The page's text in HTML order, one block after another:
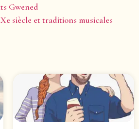
Gwened
siècle et traditions musicales